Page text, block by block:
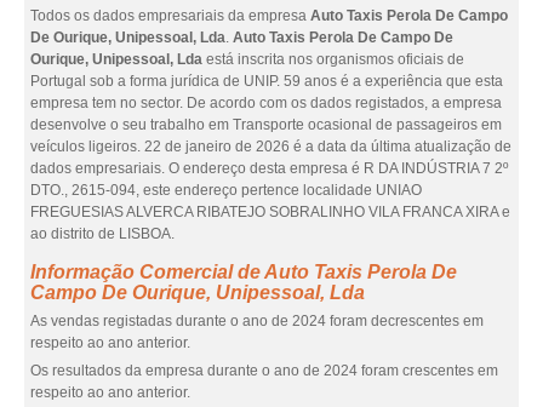
Todos os dados empresariais da empresa Auto Taxis Perola De Campo
De Ourique, Unipessoal, Lda. Auto Taxis Perola De Campo De
Ourique, Unipessoal, Lda está inscrita nos organismos oficiais de
Portugal sob a forma jurídica de UNIP. 59 anos é a experiência que esta
empresa tem no sector. De acordo com os dados registados, a empresa
desenvolve o seu trabalho em Transporte ocasional de passageiros em
veículos ligeiros. 22 de janeiro de 2026 é a data da última atualização de
dados empresariais. O endereço desta empresa é R DA INDÚSTRIA 7 2º
DTO., 2615-094, este endereço pertence localidade UNIAO
FREGUESIAS ALVERCA RIBATEJO SOBRALINHO VILA FRANCA XIRA e
ao distrito de LISBOA.
Informação Comercial de Auto Taxis Perola De
Campo De Ourique, Unipessoal, Lda
As vendas registadas durante o ano de 2024 foram decrescentes em
respeito ao ano anterior.
Os resultados da empresa durante o ano de 2024 foram crescentes em
respeito ao ano anterior.